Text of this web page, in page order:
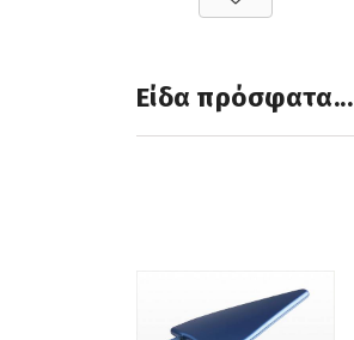
Είδα πρόσφατα...